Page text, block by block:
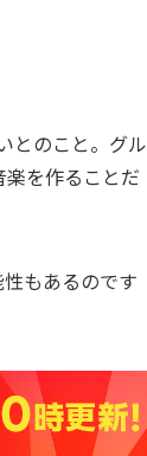
とのこと。グル
を作ることだ
もあるのです